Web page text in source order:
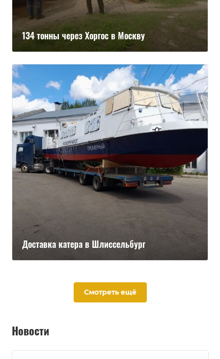
134 тонны через Хоргос в Москву
Доставка катера в Шлиссельбург
Смотреть ещё
Новости